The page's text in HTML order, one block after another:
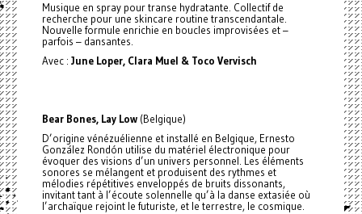
Musique en spray pour transe hydratante. Collectif de
recherche pour une skincare routine transcendantale.
Nouvelle formule enrichie en boucles improvisées et –
parfois – dansantes.
Avec : June Loper, Clara Muel & Toco Vervisch
Bear Bones, Lay Low(Belgique)
D’origine vénézuélienne et installé en Belgique, Ernesto
González Rondón utilise du matériel électronique pour
évoquer des visions d’un univers personnel. Les éléments
sonores se mélangent et produisent des rythmes et
mélodies répétitives enveloppés de bruits dissonants,
invitant tant à l’écoute solennelle qu’à la danse extasiée où
l’archaïque rejoint le futuriste, et le terrestre, le cosmique.